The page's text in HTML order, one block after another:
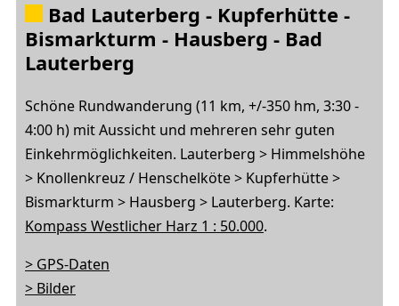
Bad Lauterberg - Kupferhütte -
Bismarkturm - Hausberg - Bad
Lauterberg
Schöne Rundwanderung (11 km, +/-350 hm, 3:30 -
4:00 h) mit Aussicht und mehreren sehr guten
Einkehrmöglichkeiten. Lauterberg > Himmelshöhe
> Knollenkreuz / Henschelköte > Kupferhütte >
Bismarkturm > Hausberg > Lauterberg. Karte:
Kompass Westlicher Harz 1 : 50.000.
> GPS-Daten
> Bilder